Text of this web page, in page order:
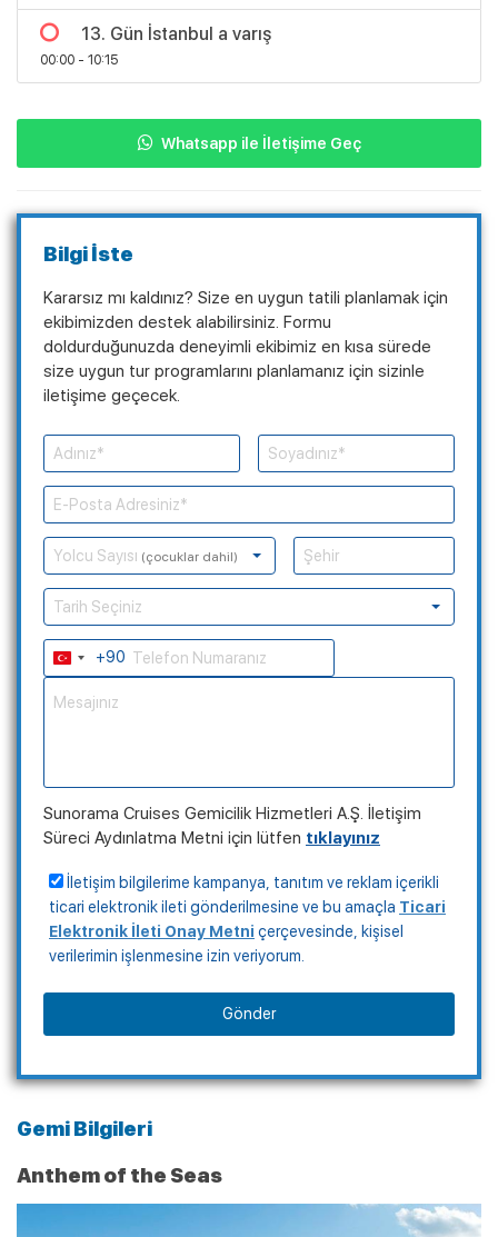
13. Gün İstanbul a varış
00:00 - 10:15
Whatsapp ile İletişime Geç
Bilgi İste
Kararsız mı kaldınız? Size en uygun tatili planlamak için
ekibimizden destek alabilirsiniz. Formu
doldurduğunuzda deneyimli ekibimiz en kısa sürede
size uygun tur programlarını planlamanız için sizinle
iletişime geçecek.
Yolcu Sayısı (çocuklar dahil)
Tarih Seçiniz
Turkey+90
Sunorama Cruises Gemicilik Hizmetleri A.Ş. İletişim
Süreci Aydınlatma Metni için lütfen tıklayınız
İletişim bilgilerime kampanya, tanıtım ve reklam içerikli
ticari elektronik ileti gönderilmesine ve bu amaçla Ticari
Elektronik İleti Onay Metni çerçevesinde, kişisel
verilerimin işlenmesine izin veriyorum.
Gönder
Gemi Bilgileri
Anthem of the Seas